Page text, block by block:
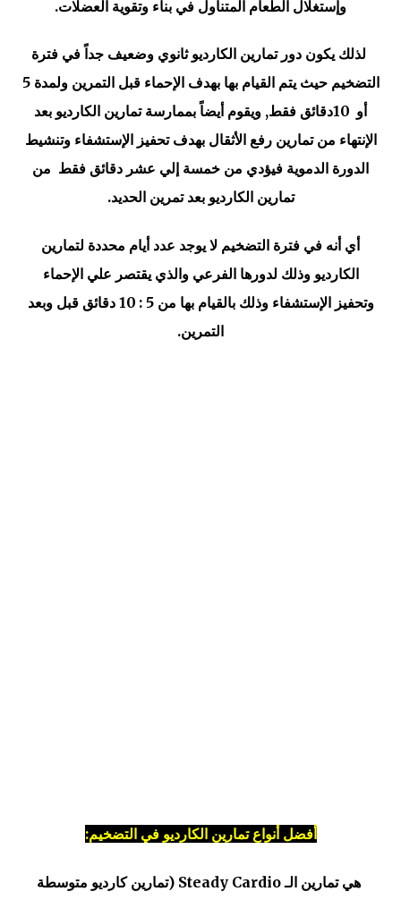
وإستغلال الطعام المتناول في بناء وتقوية العضلات.
لذلك يكون دور تمارين الكارديو ثانوي وضعيف جداً في فترة
التضخيم حيث يتم القيام بها بهدف الإحماء قبل التمرين ولمدة 5
أو 10دقائق فقط, ويقوم أيضاً بممارسة تمارين الكارديو بعد
الإنتهاء من تمارين رفع الأثقال بهدف تحفيز الإستشفاء وتنشيط
الدورة الدموية فيؤدي من خمسة إلي عشر دقائق فقط من
تمارين الكارديو بعد تمرين الحديد.
أي أنه في فترة التضخيم لا يوجد عدد أيام محددة لتمارين
الكارديو وذلك لدورها الفرعي والذي يقتصر علي الإحماء
وتحفيز الإستشفاء وذلك بالقيام بها من 5 : 10 دقائق قبل وبعد
التمرين.
أفضل أنواع تمارين الكارديو في التضخيم:
هي تمارين الـ Steady Cardio (تمارين كارديو متوسطة